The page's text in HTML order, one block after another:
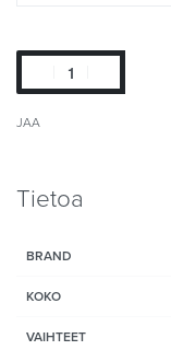
JAA
Tietoa
BRAND
KOKO
VAIHTEET